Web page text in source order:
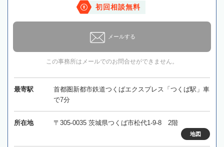
初回相談無料
メールする
この事務所はメールでのお問合せができません。
最寄駅
首都圏新都市鉄道つくばエクスプレス「つくば駅」車
で7分
所在地 〒305-0035 茨城県つくば市松代1-9-8 2階
地図